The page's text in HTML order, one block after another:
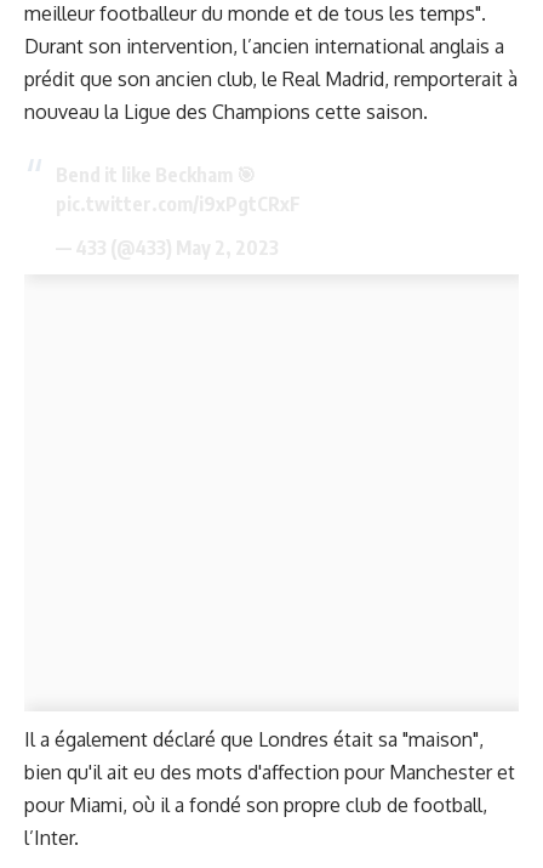
meilleur footballeur du monde et de tous les temps".
Durant son intervention, l’ancien international anglais a
prédit que son ancien club, le Real Madrid, remporterait à
nouveau la Ligue des Champions cette saison.
Il a également déclaré que Londres était sa "maison",
bien qu'il ait eu des mots d'affection pour Manchester et
pour Miami, où il a fondé son propre club de football,
l’Inter.